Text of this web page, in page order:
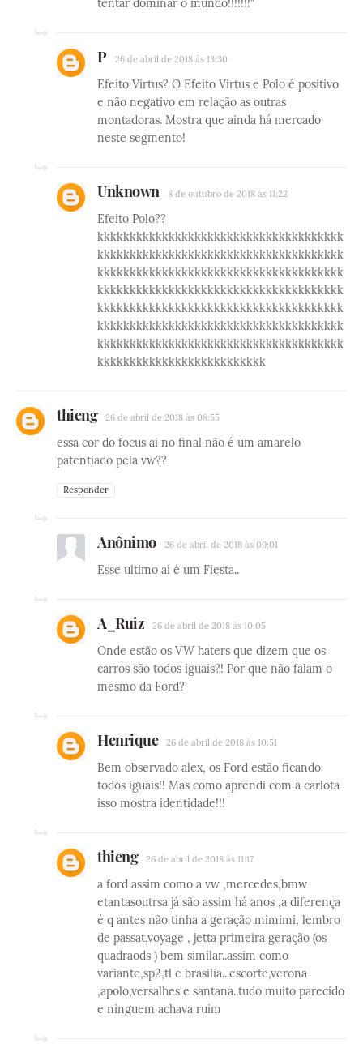
tentar dominar o mundo!!!!!!!"
P 26 de abril de 2018 às 13:30
Efeito Virtus? O Efeito Virtus e Polo é positivo
e não negativo em relação as outras
montadoras. Mostra que ainda há mercado
neste segmento!
Unknown 8 de outubro de 2018 às 11:22
Efeito Polo??
kkkkkkkkkkkkkkkkkkkkkkkkkkkkkkkkkkkkkk
kkkkkkkkkkkkkkkkkkkkkkkkkkkkkkkkkkkkkk
kkkkkkkkkkkkkkkkkkkkkkkkkkkkkkkkkkkkkk
kkkkkkkkkkkkkkkkkkkkkkkkkkkkkkkkkkkkkk
kkkkkkkkkkkkkkkkkkkkkkkkkkkkkkkkkkkkkk
kkkkkkkkkkkkkkkkkkkkkkkkkkkkkkkkkkkkkk
kkkkkkkkkkkkkkkkkkkkkkkkkkkkkkkkkkkkkk
kkkkkkkkkkkkkkkkkkkkkkkkkk
thieng 26 de abril de 2018 às 08:55
essa cor do focus ai no final não é um amarelo
patentiado pela vw??
Responder
Anônimo 26 de abril de 2018 às 09:01
Esse ultimo aí é um Fiesta..
A_Ruiz 26 de abril de 2018 às 10:05
Onde estão os VW haters que dizem que os
carros são todos iguais?! Por que não falam o
mesmo da Ford?
Henrique 26 de abril de 2018 às 10:51
Bem observado alex, os Ford estão ficando
todos iguais!! Mas como aprendi com a carlota
isso mostra identidade!!!
thieng 26 de abril de 2018 às 11:17
a ford assim como a vw ,mercedes,bmw
etantasoutrsa já são assim há anos ,a diferença
é q antes não tinha a geração mimimi, lembro
de passat,voyage , jetta primeira geração (os
quadraods ) bem similar..assim como
variante,sp2,tl e brasilia...escorte,verona
,apolo,versalhes e santana..tudo muito parecido
e ninguem achava ruim